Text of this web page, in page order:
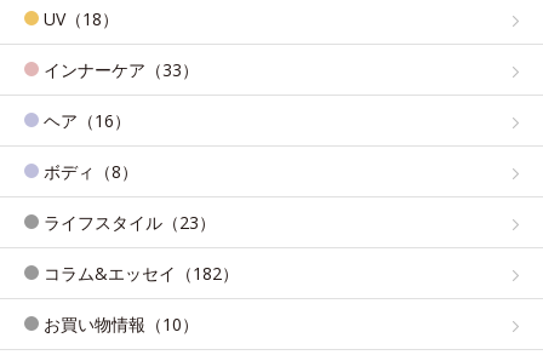
UV（18）
インナーケア（33）
ヘア（16）
ボディ（8）
ライフスタイル（23）
コラム&エッセイ（182）
お買い物情報（10）